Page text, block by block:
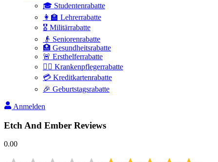
🎓 Studentenrabatte
👩‍🏫 Lehrerrabatte
🎖️ Militärrabatte
👴 Seniorenrabatte
🏥 Gesundheitsrabatte
🚨 Ersthelferrabatte
👩‍⚕️ Krankenpflegerrabatte
💳 Kreditkartenrabatte
🎉 Geburtstagsrabatte
Anmelden
Etch And Ember Reviews
0.00